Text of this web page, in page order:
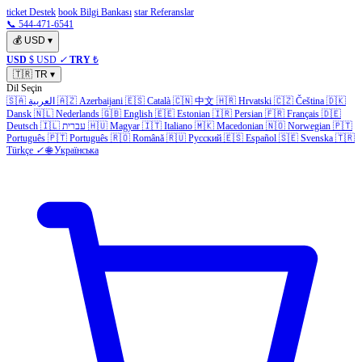
ticket Destek book Bilgi Bankası star Referanslar
📞 544-471-6541
💰 USD ▾
USD $ USD ✓ TRY ₺
🇹🇷 TR ▾
Dil Seçin
🇸🇦 العربية 🇦🇿 Azerbaijani 🇪🇸 Català 🇨🇳 中文 🇭🇷 Hrvatski 🇨🇿 Čeština 🇩🇰
Dansk 🇳🇱 Nederlands 🇬🇧 English 🇪🇪 Estonian 🇮🇷 Persian 🇫🇷 Français 🇩🇪
Deutsch 🇮🇱 עברית 🇭🇺 Magyar 🇮🇹 Italiano 🇲🇰 Macedonian 🇳🇴 Norwegian 🇵🇹
Português 🇵🇹 Português 🇷🇴 Română 🇷🇺 Русский 🇪🇸 Español 🇸🇪 Svenska 🇹🇷
Türkçe ✓ 🌐 Українська